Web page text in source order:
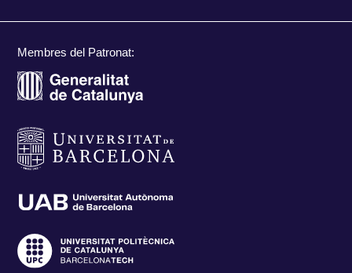
Membres del Patronat: